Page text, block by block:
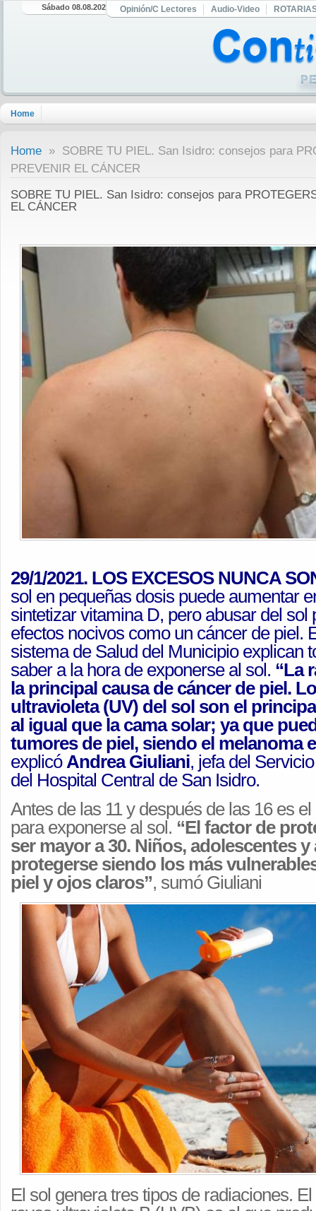
Sábado 08.08.2026 Opinión/C Lectores Audio-Video
Home
Home » SOBRE TU PIEL. San Isidro: consejos para
PREVENIR EL CÁNCER
SOBRE TU PIEL. San Isidro: consejos para
EL CÁNCER
29/1/2021. LOS EXCESOS NUNCA
sol en pequeñas dosis puede aumentar
sintetizar vitamina D, pero abusar del sol
efectos nocivos como un cáncer de piel.
sistema de Salud del Municipio explican
saber a la hora de exponerse al sol. “La
la principal causa de cáncer de piel.
ultravioleta (UV) del sol son el
al igual que la cama solar; ya que
tumores de piel, siendo el melanoma
explicóAndrea Giuliani, jefa del
del Hospital Central de San Isidro.
Antes de las 11 y después de las 16 es
para exponerse al sol. “El factor de
ser mayor a 30. Niños, adolescentes
protegerse siendo los más
piel y ojos claros”, sumó Giuliani
El sol genera tres tipos de radiaciones.